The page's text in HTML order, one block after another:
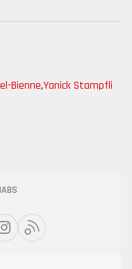
Bienne,Yanick Stampfli